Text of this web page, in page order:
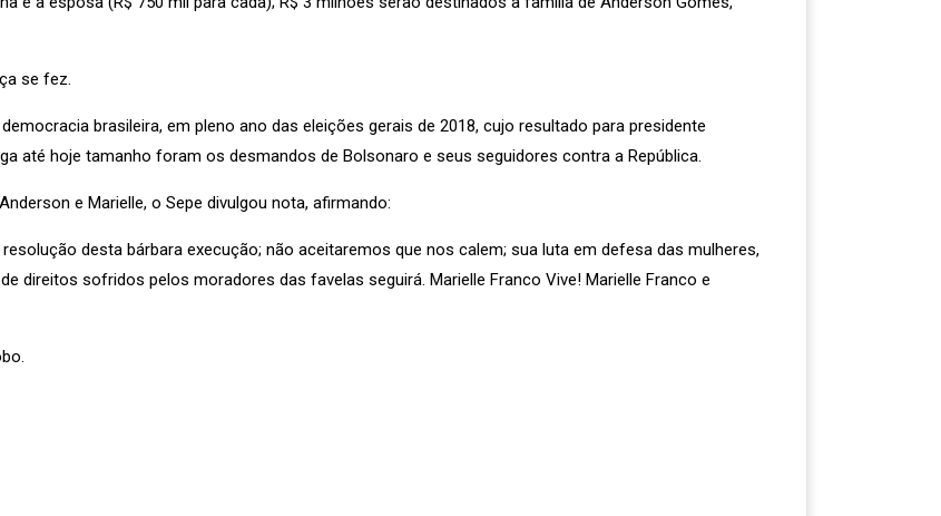
se fez.
brasileira, em pleno ano das eleições gerais de 2018, cujo resultado para presidente
até hoje tamanho foram os desmandos de Bolsonaro e seus seguidores contra a República.
e Marielle, o Sepe divulgou nota, afirmando:
desta bárbara execução; não aceitaremos que nos calem; sua luta em defesa das mulheres,
direitos sofridos pelos moradores das favelas seguirá. Marielle Franco Vive! Marielle Franco e